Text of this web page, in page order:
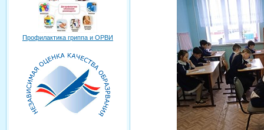
Профилактика гриппа и ОРВИ